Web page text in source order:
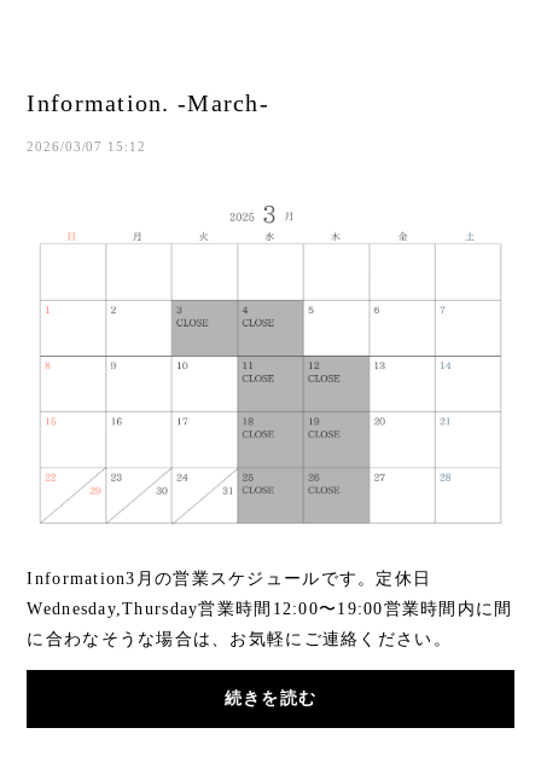
Information. -March-
2026/03/07 15:12
Information3月の営業スケジュールです。定休日
Wednesday,Thursday営業時間12:00〜19:00営業時間内に間
に合わなそうな場合は、お気軽にご連絡ください。
Instagramのアカウントをフォローいただき、メッセージ
続きを読む